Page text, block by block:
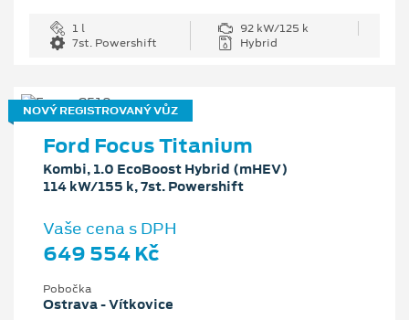
1 l
92 kW/125 k
7st. Powershift
Hybrid
NOVÝ REGISTROVANÝ VŮZ
Ford Focus Titanium
Kombi, 1.0 EcoBoost Hybrid (mHEV)
114 kW/155 k, 7st. Powershift
Vaše cena s DPH
649 554 Kč
Pobočka
Ostrava - Vítkovice